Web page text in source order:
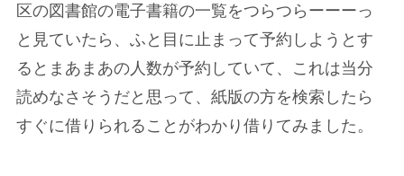
区の図書館の電子書籍の一覧をつらつらーーーっ
と見ていたら、ふと目に止まって予約しようとす
るとまあまあの人数が予約していて、これは当分
読めなさそうだと思って、紙版の方を検索したら
すぐに借りられることがわかり借りてみました。